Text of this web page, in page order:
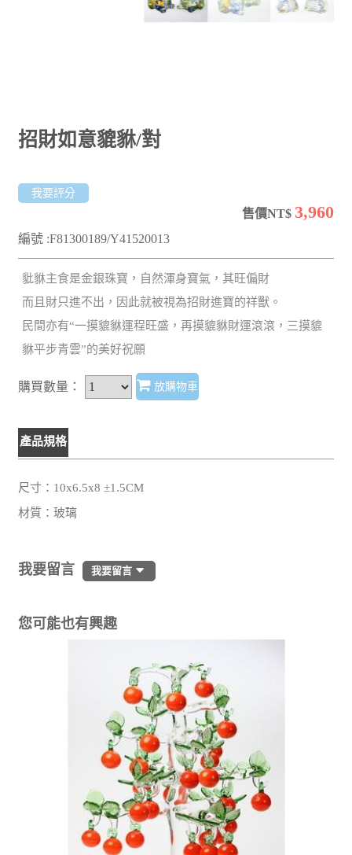
招財如意貔貅/對
我要評分
售價NT$ 3,960
編號 :F81300189/Y41520013
豼貅主食是金銀珠寶，自然渾身寶氣，其旺偏財
而且財只進不出，因此就被視為招財進寶的祥獸。
民間亦有“一摸貔貅運程旺盛，再摸貔貅財運滾滾，三摸貔
貅平步青雲”的美好祝願
購買數量： 放購物車
產品規格
尺寸：10x6.5x8 ±1.5CM
材質：玻璃
我要留言 我要留言
您可能也有興趣